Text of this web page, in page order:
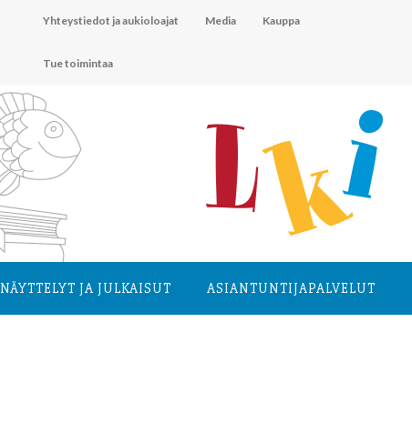
Yhteystiedot ja aukioloajat Media Kauppa
Tue toimintaa
NÄYTTELYT JA JULKAISUT ASIANTUNTIJA­PALVELUT